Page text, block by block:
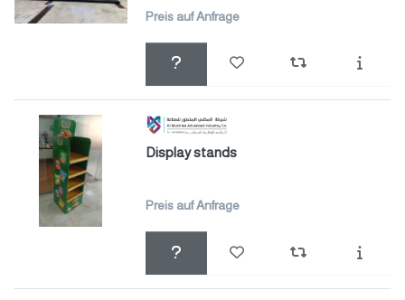
Preis auf Anfrage
Display stands
Preis auf Anfrage